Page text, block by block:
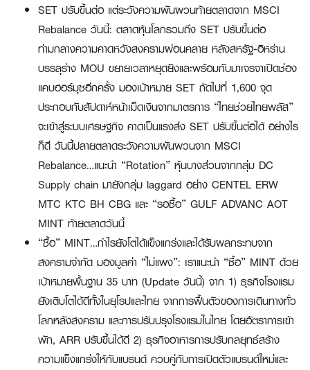
SET ปรับขึ้นต่อ แต่ระวังความผันผวนท้ายตลาดจาก MSCI
Rebalance วันนี้: ตลาดหุ้นโลกรวมถึง SET ปรับขึ้นต่อ
ท่ามกลางความคาดหวังสงครามผ่อนคลาย หลังสหรัฐ-อิหร่าน
บรรลุร่าง MOU ขยายเวลาหยุดยิงและพร้อมกับมาเจรจาเปิดช่อง
แคบฮอร์มุซอีกครั้ง มองเป้าหมาย SET ถัดไปที่ 1,600 จุด
ประกอบกับสัปดาห์หน้าเม็ดเงินจากมาตรการ “ไทยช่วยไทยพลัส”
จะเข้าสู่ระบบเศรษฐกิจ คาดเป็นแรงส่ง SET ปรับขึ้นต่อได้ อย่างไร
ก็ดี วันนี้ปลายตลาดระวังความผันผวนจาก MSCI
Rebalance…แนะนำ “Rotation” หุ้นบางส่วนจากกลุ่ม DC
Supply chain มายังกลุ่ม laggard อย่าง CENTEL ERW
MTC KTC BH CBG และ “รอซื้อ” GULF ADVANC AOT
MINT ท้ายตลาดวันนี้
“ซื้อ” MINT…กำไรยังโตได้แข็งแกร่งและได้รับผลกระทบจาก
สงครามจำกัด มองมูลค่า “ไม่แพง”: เราแนะนำ “ซื้อ” MINT ด้วย
เป้าหมายพื้นฐาน 35 บาท (Update วันนี้) จาก 1) ธุรกิจโรงแรม
ยังเติบโตได้ดีทั้งในยุโรปและไทย จากการฟื้นตัวของการเดินทางทั่ว
โลกหลังสงคราม และการปรับปรุงโรงแรมในไทย โดยอัตราการเข้า
พัก, ARR ปรับขึ้นได้ดี 2) ธุรกิจอาหารการปรับกลยุทธ์สร้าง
ความแข็งแกร่งให้กับแบรนด์ ควบคู่กับการเปิดตัวแบรนด์ใหม่และ